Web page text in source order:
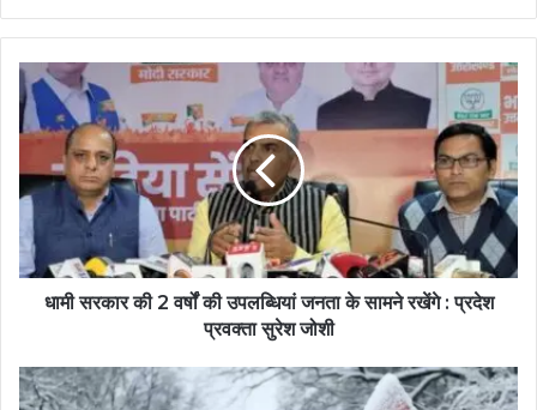
धामी सरकार की 2 वर्षों की उपलब्धियां जनता के सामने रखेंगे : प्रदेश
प्रवक्ता सुरेश जोशी